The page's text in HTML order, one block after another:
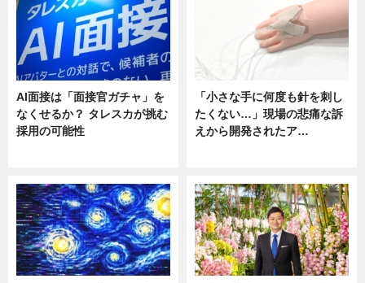
AI面接は「面接官ガチャ」を
なくせるか？ タレスカが挑む
採用の可能性
「小さな手に何度も針を刺し
たくない…」現場の悲痛な訴
えから開発されたア…